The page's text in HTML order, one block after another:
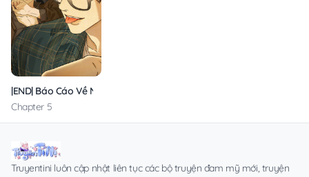
|END| Báo Cáo Về Nô Lệ O Bị Khuất Phục
Chapter 5
Truyentini luôn cập nhật liên tục các bộ truyện đam mỹ mới, truyện